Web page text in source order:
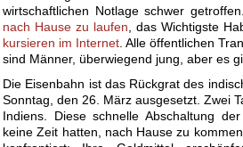
wirtschaftlichen Notlage schwer
nach Hause zu laufen , das Wichtigste
kursieren im Internet . Alle öffentlichen
sind Männer, überwiegend jung, aber es
Die Eisenbahn ist das Rückgrat des
Sonntag, den 26. März ausgesetzt. Zwei
Indiens. Diese schnelle Abschaltung
keine Zeit hatten, nach Hause zu